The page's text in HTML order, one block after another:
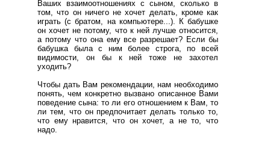
Ваших взаимоотношениях с сыном, сколько в
том, что он ничего не хочет делать, кроме как
играть (с братом, на компьютере...). К бабушке
он хочет не потому, что к ней лучше относится,
а потому что она ему все разрешает? Если бы
бабушка была с ним более строга, по всей
видимости, он бы к ней тоже не захотел
уходить?
Чтобы дать Вам рекомендации, нам необходимо
понять, чем конкретно вызвано описанное Вами
поведение сына: то ли его отношением к Вам, то
ли тем, что он предпочитает делать только то,
что ему нравится, что он хочет, а не то, что
надо.